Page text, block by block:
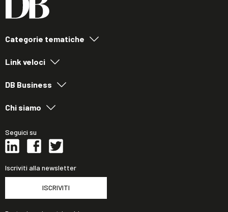
Categorie tematiche
Link veloci
DB Business
Chi siamo
Seguici su
Iscriviti alla newsletter
ISCRIVITI